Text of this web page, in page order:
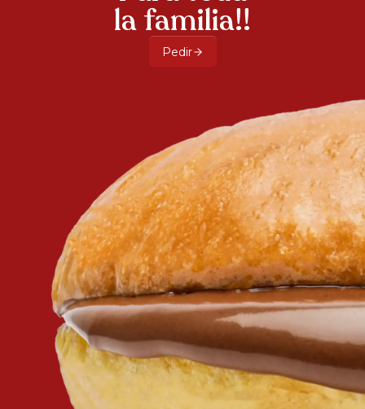
la familia!!
Pedir